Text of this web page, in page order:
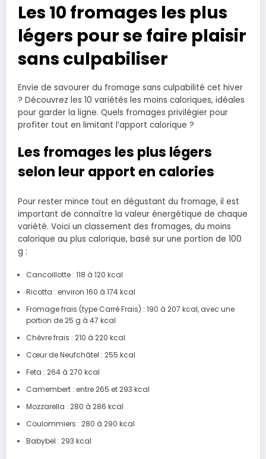
Les 10 fromages les plus
légers pour se faire plaisir
sans culpabiliser
Envie de savourer du fromage sans culpabilité cet hiver
? Découvrez les 10 variétés les moins caloriques, idéales
pour garder la ligne. Quels fromages privilégier pour
profiter tout en limitant l’apport calorique ?
Les fromages les plus légers
selon leur apport en calories
Pour rester mince tout en dégustant du fromage, il est
important de connaître la valeur énergétique de chaque
variété. Voici un classement des fromages, du moins
calorique au plus calorique, basé sur une portion de 100
g :
Cancoillotte : 118 à 120 kcal
Ricotta : environ 160 à 174 kcal
Fromage frais (type Carré Frais) : 190 à 207 kcal, avec une
portion de 25 g à 47 kcal
Chèvre frais : 210 à 220 kcal
Cœur de Neufchâtel : 255 kcal
Feta : 264 à 270 kcal
Camembert : entre 265 et 293 kcal
Mozzarella : 280 à 286 kcal
Coulommiers : 280 à 290 kcal
Babybel : 293 kcal